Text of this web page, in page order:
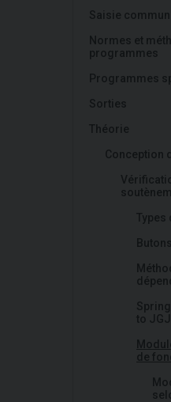
Saisie
Normes et
programmes
Programmes
Sorties
Théorie
Conception
Types
to
de